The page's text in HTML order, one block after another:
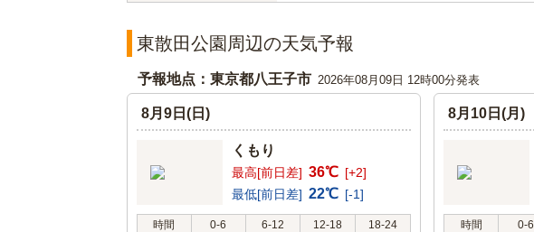
東散田公園周辺の天気予報
予報地点：東京都八王子市 2026年08月09日 12時00分発表
8月9日(日)
くもり
最高[前日差] 36℃ [+2]
最低[前日差] 22℃ [-1]
時間 0-6 6-12 12-18
18-24
8月10日(月)
時間 0-6